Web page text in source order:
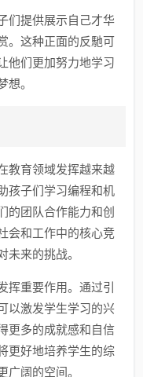
们提供展示自己才华
。这种正面的反馳可
他们更加努力地学习
想。
教育领域发挥越来越
孩子们学习编程和机
的团队合作能力和创
会和工作中的核心竞
未来的挑战。
挥重要作用。通过引
以激发学生学习的兴
更多的成就感和自信
更好地培养学生的综
广阔的空间。